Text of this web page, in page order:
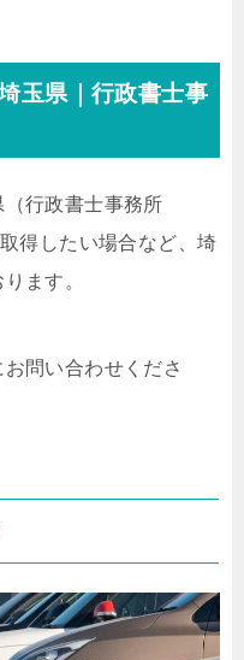
玉県｜行政書士事
（行政書士事務所
得したい場合など、埼
ます。
問い合わせくださ